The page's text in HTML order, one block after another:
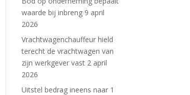
waarde bij inbreng 9 april
2026
Vrachtwagenchauffeur hield
terecht de vrachtwagen van
zijn werkgever vast 2 april
2026
Uitstel bedrag ineens naar 1